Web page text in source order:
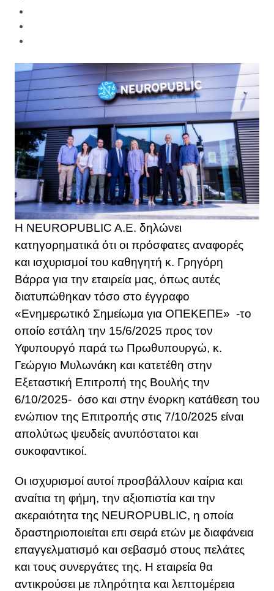
Η NEUROPUBLIC A.E. δηλώνει
κατηγορηματικά ότι οι πρόσφατες αναφορές
και ισχυρισμοί του καθηγητή κ. Γρηγόρη
Βάρρα για την εταιρεία μας, όπως αυτές
διατυπώθηκαν τόσο στο έγγραφο
«Ενημερωτικό Σημείωμα για ΟΠΕΚΕΠΕ» -το
οποίο εστάλη την 15/6/2025 προς τον
Υφυπουργό παρά τω Πρωθυπουργώ, κ.
Γεώργιο Μυλωνάκη και κατετέθη στην
Εξεταστική Επιτροπή της Βουλής την
6/10/2025- όσο και στην ένορκη κατάθεση του
ενώπιον της Επιτροπής στις 7/10/2025 είναι
απολύτως ψευδείς ανυπόστατοι και
συκοφαντικοί.
Οι ισχυρισμοί αυτοί προσβάλλουν καίρια και
αναίτια τη φήμη, την αξιοπιστία και την
ακεραιότητα της NEUROPUBLIC, η οποία
δραστηριοποιείται επι σειρά ετών με διαφάνεια
επαγγελματισμό και σεβασμό στους πελάτες
και τους συνεργάτες της. Η εταιρεία θα
αντικρούσει με πληρότητα και λεπτομέρεια